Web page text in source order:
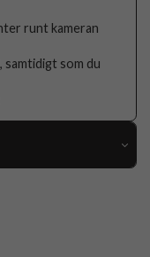
runt kameran
samtidigt som du